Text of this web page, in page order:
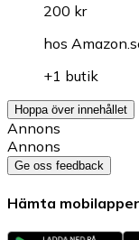
200 kr
hos
+1 butik
Hoppa över innehållet
Annons
Annons
Ge oss feedback
Hämta